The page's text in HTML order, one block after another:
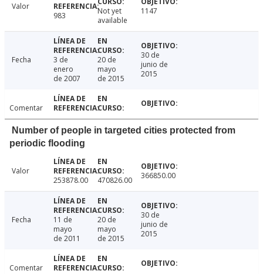
Valor
983
Not yet
available
1147
Fecha
3 de
enero
de 2007
20 de
mayo
de 2015
30 de
junio de
2015
Comentar
Number of people in targeted cities protected from
periodic flooding
Valor
253878.00
470826.00 366850.00
Fecha
11 de
mayo
de 2011
20 de
mayo
de 2015
30 de
junio de
2015
Comentar